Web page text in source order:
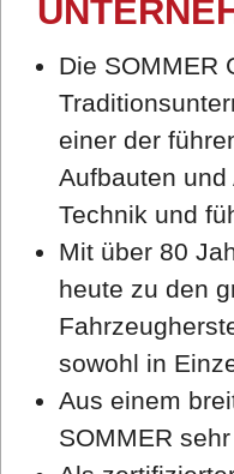
Die SOMMER
einer der
Aufbauten
Technik und
Mit über 80
heute zu den
sowohl in
Aus einem
SOMMER